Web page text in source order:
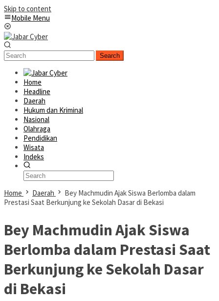
Skip to content
Mobile Menu
Search
Home
Headline
Daerah
Hukum dan Kriminal
Nasional
Olahraga
Pendidikan
Wisata
Indeks
Home Daerah
Bey Machmudin Ajak Siswa Berlomba dalam
Prestasi Saat Berkunjung ke Sekolah Dasar di Bekasi
Bey Machmudin Ajak Siswa
Berlomba dalam Prestasi Saat
Berkunjung ke Sekolah Dasar
di Bekasi